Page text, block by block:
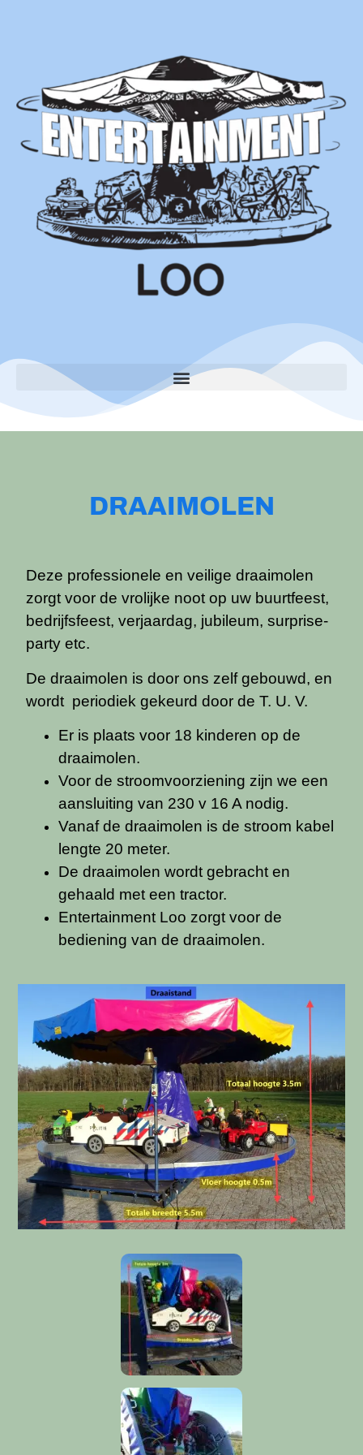
DRAAIMOLEN
Deze professionele en veilige draaimolen
zorgt voor de vrolijke noot op uw buurtfeest,
bedrijfsfeest, verjaardag, jubileum, surprise-
party etc.
De draaimolen is door ons zelf gebouwd, en
wordt periodiek gekeurd door de T. U. V.
Er is plaats voor 18 kinderen op de
draaimolen.
Voor de stroomvoorziening zijn we een
aansluiting van 230 v 16 A nodig.
Vanaf de draaimolen is de stroom kabel
lengte 20 meter.
De draaimolen wordt gebracht en
gehaald met een tractor.
Entertainment Loo zorgt voor de
bediening van de draaimolen.